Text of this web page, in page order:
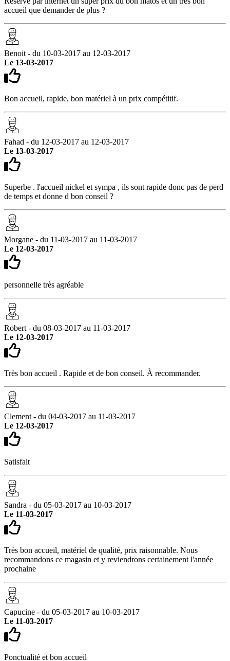
accueil que demander de plus ?
Benoit - du 10-03-2017 au 12-03-2017
Le 13-03-2017
Bon accueil, rapide, bon matériel à un prix compétitif.
Fahad - du 12-03-2017 au 12-03-2017
Le 13-03-2017
Superbe . l'accueil nickel et sympa , ils sont rapide donc pas de perd
de temps et donne d bon conseil ?
Morgane - du 11-03-2017 au 11-03-2017
Le 12-03-2017
personnelle très agréable
Robert - du 08-03-2017 au 11-03-2017
Le 12-03-2017
Très bon accueil . Rapide et de bon conseil. À recommander.
Clement - du 04-03-2017 au 11-03-2017
Le 12-03-2017
Satisfait
Sandra - du 05-03-2017 au 10-03-2017
Le 11-03-2017
Très bon accueil, matériel de qualité, prix raisonnable. Nous
recommandons ce magasin et y reviendrons certainement l'année
prochaine
Capucine - du 05-03-2017 au 10-03-2017
Le 11-03-2017
Ponctualité et bon accueil